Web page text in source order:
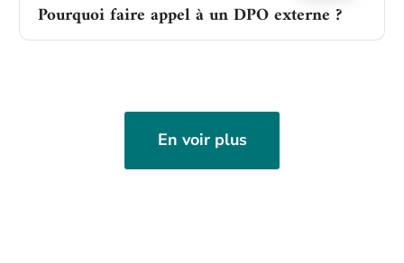
Pourquoi faire appel à un DPO externe ?
En voir plus